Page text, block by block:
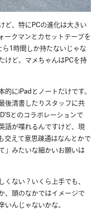
ど、特にPCの進化は大きい
ークマンとカセットテープを
1時間しか持たないじゃな
けど。マメちゃんはPCを持
的にiPadとノートだけです。
後清書したりスタッフに共
とのコラボレーションで
語が喋れるんですけど、現
えて意思疎通はなんとかで
」みたいな細かいお願いは
ない？いくら上手でも、
、頭のなかではイメージで
んじゃないかな。